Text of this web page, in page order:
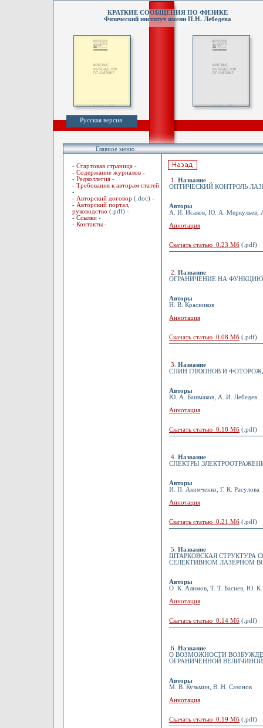
КРАТКИЕ СООБЩЕНИЯ ПО ФИЗИКЕ
Физический институт имени П.Н. Лебедева
Русская версия
Главное меню
- Стартовая страница -
- Содержание журналов -
- Редколлегия -
- Требования к авторам статей
-
- Авторский договор (.doc) -
- Авторский портал,
руководство (.pdf) -
- Ссылки -
- Контакты -
1
Название
ОПТИЧЕСКИЙ КОНТРОЛЬ
Авторы
А. И. Исаков, Ю. А. Меркульев,
Аннотация
Скачать статью 0.23 Мб (.pdf)
2
Название
ОГРАНИЧЕНИЕ НА
Авторы
Н. В. Красников
Аннотация
Скачать статью 0.08 Мб (.pdf)
3
Название
СПИН ГЛЮОНОВ И
Авторы
Ю. А. Башмаков, А. И. Лебедев
Аннотация
Скачать статью 0.18 Мб (.pdf)
4 Название
СПЕКТРЫ
Авторы
И. П. Акимченко, Г. К. Расулова
Аннотация
Скачать статью 0.21 Мб (.pdf)
5
Название
ШТАРКОВСКАЯ СТРУКТУРА
СЕЛЕКТИВНОМ ЛАЗЕРНОМ
Авторы
О. К. Алимов, Т. Т. Басиев, Ю. К.
Аннотация
Скачать статью 0.14 Мб (.pdf)
6 Название
О ВОЗМОЖНОСТИ
ОГРАНИЧЕННОЙ
Авторы
М. В. Кузьмин, В. Н. Сазонов
Аннотация
Скачать статью 0.19 Мб (.pdf)